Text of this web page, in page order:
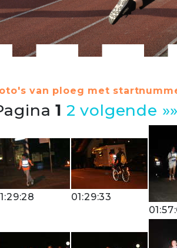
van ploeg met
1 2 volgende
01:29:33